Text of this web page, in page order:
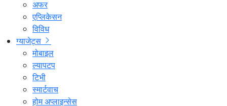
अफर
एप्लिकेसन
विविध
ग्याजेट्स
मोबाइल
ल्यापटप
टिभी
स्मार्टवाच
होम अप्लाइन्सेस